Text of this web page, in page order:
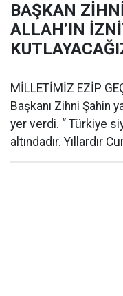
BAŞKAN
ALLAH’IN
MİLLETİMİZ EZİP
Başkanı Zihni Şahin
yer verdi. “ Türkiye
altındadır. Yıllardır